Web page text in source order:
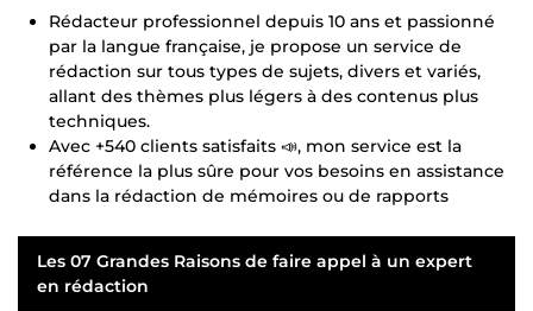
Rédacteur professionnel depuis 10 ans et passionné
par la langue française, je propose un service de
rédaction sur tous types de sujets, divers et variés,
allant des thèmes plus légers à des contenus plus
techniques.
Avec +540 clients satisfaits 📣, mon service est la
référence la plus sûre pour vos besoins en assistance
dans la rédaction de mémoires ou de rapports
Les 07 Grandes Raisons de faire appel à un expert
en rédaction